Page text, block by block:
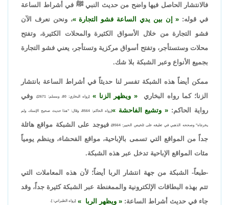
فالانتشار الحاصل فيها واضح من حديث النبي ﷺ في أشراط الساعة
في قوله:
إن بين يدي الساعة فشو التجارة ، ونحن نعرف الآن
فشو التجارة من خلال الأسواق الكثيرة والمحلات الكثيرة، وتفتح
محلات وستستأجر، وتفتح أسواق مركزية وتستأجر، يعني فشو التجارة
بجميع الأنواع وعبر الشبكة بلا شك.
ممكن أيضاً هذه الشبكة تفسر لنا حديثاً في أشراط الساعة بانتشار
الزنا؛ كما رواه البخاري
ويظهر الزنا [رواه البخاري: 80، ومسلم: 2671]،
وفي
رواية الحاكم:
وتشيع الفاحشة [رواه الحاكم: 8564، وقال: "هذا حديث صحيح الإسناد، ولم
يخرجاه" وصححه الذهبي في تعليقه على تلخيص الحبير: 8564]،
فيوجد على الشبكة مواقع هائلة
جداً من المواقع التي تسمى بالإباحية، مواقع الفحشاء، وينظم يومياً
مئات المواقع الإباحية تدخل عبر هذه الشبكة.
-طبعاً- الشبكة من جهة انتشار الربا أيضاً؛ لأن هذه المعاملات التي
تتم بهذه البطاقات الإلكترونية والممغنطة عبر الشبكة كثيرة جداً، وقد
جاء في حديث أشراط الساعة:
ويظهر الربا [رواه الطبراني: ].